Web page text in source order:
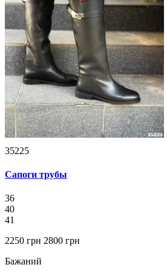
35225
Сапоги трубы
36
40
41
2250 грн 2800 грн
Бажаний